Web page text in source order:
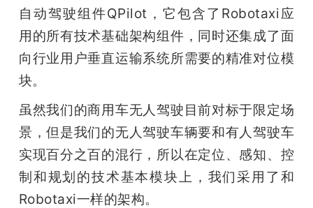
自动驾驶组件QPilot，它包含了Robotaxi应
用的所有技术基础架构组件，同时还集成了面
向行业用户垂直运输系统所需要的精准对位模
块。
虽然我们的商用车无人驾驶目前对标于限定场
景，但是我们的无人驾驶车辆要和有人驾驶车
实现百分之百的混行，所以在定位、感知、控
制和规划的技术基本模块上，我们采用了和
Robotaxi一样的架构。